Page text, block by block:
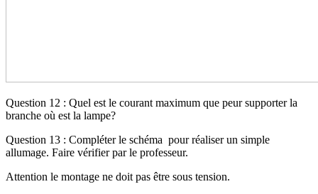
Question 12 : Quel est le courant maximum que peur supporter la
branche où est la lampe?
Question 13 : Compléter le schéma pour réaliser un simple
allumage. Faire vérifier par le professeur.
Attention le montage ne doit pas être sous tension.